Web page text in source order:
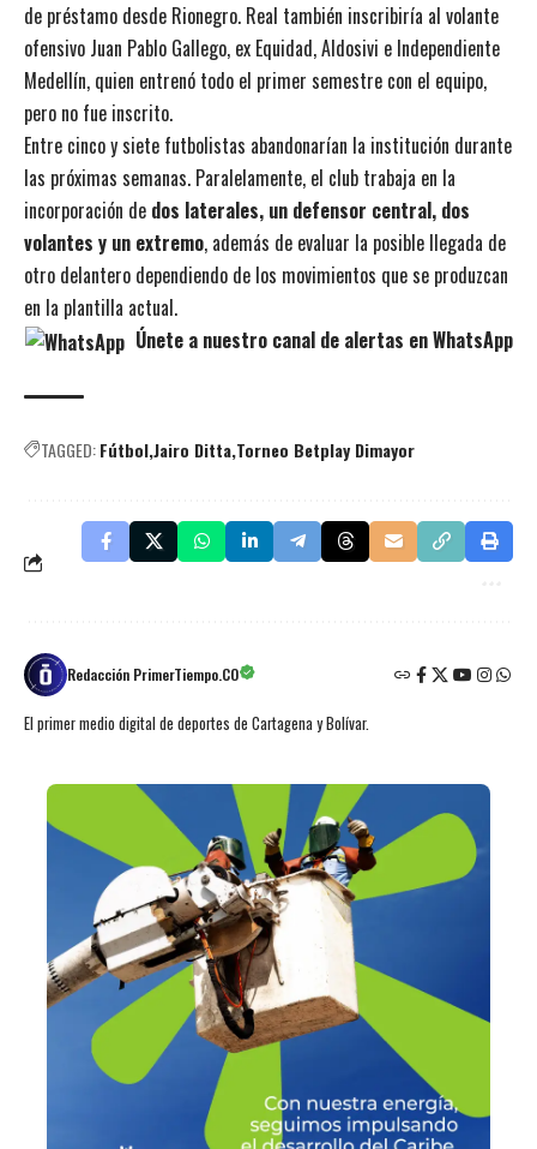
de préstamo desde Rionegro. Real también inscribiría al volante
ofensivo Juan Pablo Gallego, ex Equidad, Aldosivi e Independiente
Medellín, quien entrenó todo el primer semestre con el equipo,
pero no fue inscrito.
Entre cinco y siete futbolistas abandonarían la institución durante
las próximas semanas. Paralelamente, el club trabaja en la
incorporación de dos laterales, un defensor central, dos
volantes y un extremo, además de evaluar la posible llegada de
otro delantero dependiendo de los movimientos que se produzcan
en la plantilla actual.
Únete a nuestro canal de alertas en WhatsApp
TAGGED:FútbolJairo Ditta Torneo Betplay Dimayor
Redacción PrimerTiempo.CO
El primer medio digital de deportes de Cartagena y Bolívar.